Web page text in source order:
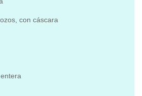
con cáscara